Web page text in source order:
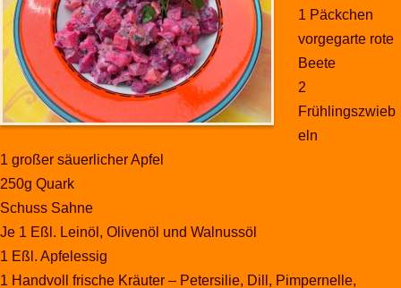
1 Päckchen
vorgegarte rote
Beete
2
Frühlingszwieb
eln
1 großer säuerlicher Apfel
250g Quark
Schuss Sahne
Je 1 Eßl. Leinöl, Olivenöl und Walnussöl
1 Eßl. Apfelessig
1 Handvoll frische Kräuter – Petersilie, Dill, Pimpernelle,